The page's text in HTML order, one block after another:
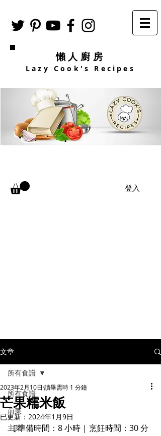
懶人廚房
Lazy Cook's Recipes
登入
文章
所有食譜
前菜
主菜
所有食譜
芒果糯米飯
2023年2月10日 讀畢需時 1 分鐘
已更新： 2024年1月9日
[ 準備時間：8 小時 | 烹飪時間：30 分